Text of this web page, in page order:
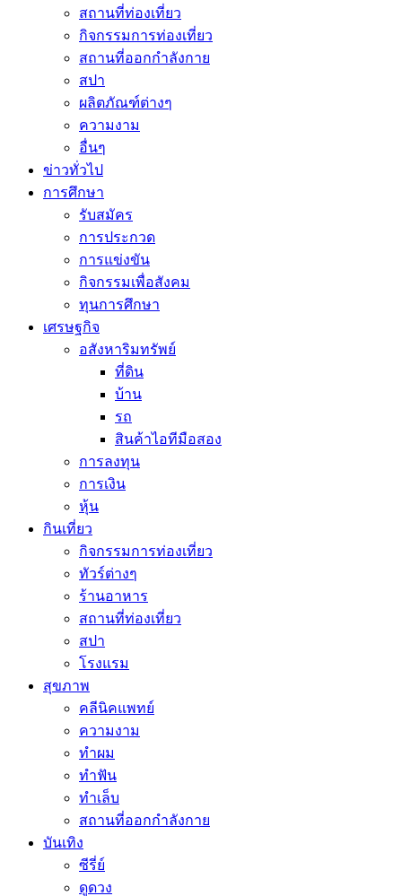
สถานที่ท่องเที่ยว
กิจกรรมการท่องเที่ยว
สถานที่ออกกำลังกาย
สปา
ผลิตภัณฑ์ต่างๆ
ความงาม
อื่นๆ
ข่าวทั่วไป
การศึกษา
รับสมัคร
การประกวด
การแข่งขัน
กิจกรรมเพื่อสังคม
ทุนการศึกษา
เศรษฐกิจ
อสังหาริมทรัพย์
ที่ดิน
บ้าน
รถ
สินค้าไอทีมือสอง
การลงทุน
การเงิน
หุ้น
กินเที่ยว
กิจกรรมการท่องเที่ยว
ทัวร์ต่างๆ
ร้านอาหาร
สถานที่ท่องเที่ยว
สปา
โรงแรม
สุขภาพ
คลีนิคแพทย์
ความงาม
ทำผม
ทำฟัน
ทำเล็บ
สถานที่ออกกำลังกาย
บันเทิง
ซีรี่ย์
ดูดวง